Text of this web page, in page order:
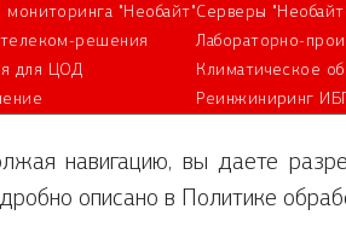
мониторинга "Необайт"
решения
для ЦОД
поддержка
Серверы
Лабораторно-
Климатическое
Реинжиниринг
навигацию, вы даете
описано в Политике